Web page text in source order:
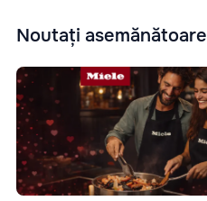
Noutați asemănătoare